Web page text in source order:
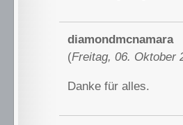
diamondmcnamara
(Freitag, 06. Oktober
Danke für alles.